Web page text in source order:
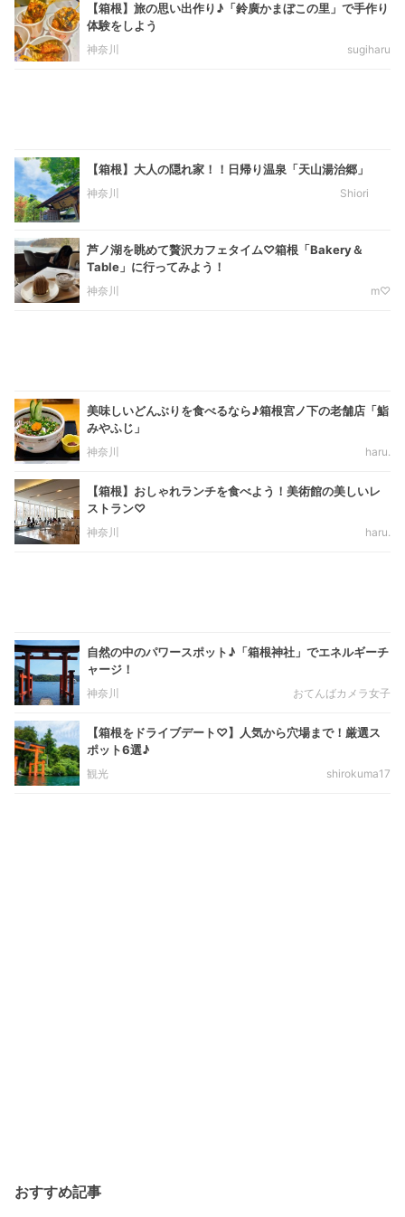
【箱根】旅の思い出作り♪「鈴廣かまぼこの里」で手作り
体験をしよう
神奈川 sugiharu
【箱根】大人の隠れ家！！日帰り温泉「天山湯治郷」
神奈川 Shiori
芦ノ湖を眺めて贅沢カフェタイム♡箱根「Bakery＆
Table」に行ってみよう！
神奈川 m♡
美味しいどんぶりを食べるなら♪箱根宮ノ下の老舗店「鮨
みやふじ」
神奈川 haru.
【箱根】おしゃれランチを食べよう！美術館の美しいレ
ストラン♡
神奈川 haru.
自然の中のパワースポット♪「箱根神社」でエネルギーチ
ャージ！
神奈川 おてんばカメラ女子
【箱根をドライブデート♡】人気から穴場まで！厳選ス
ポット6選♪
観光 shirokuma17
おすすめ記事